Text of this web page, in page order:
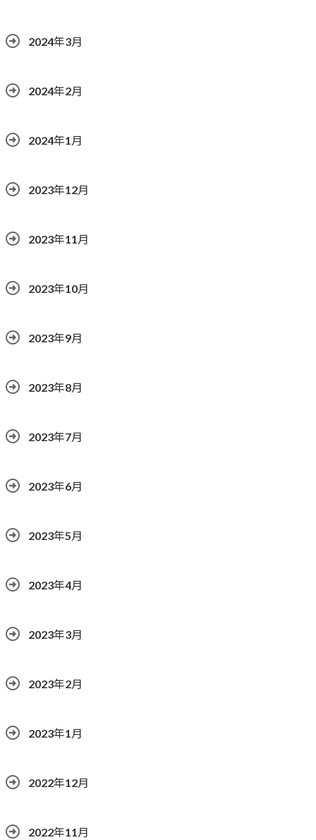
2024年3月
2024年2月
2024年1月
2023年12月
2023年11月
2023年10月
2023年9月
2023年8月
2023年7月
2023年6月
2023年5月
2023年4月
2023年3月
2023年2月
2023年1月
2022年12月
2022年11月